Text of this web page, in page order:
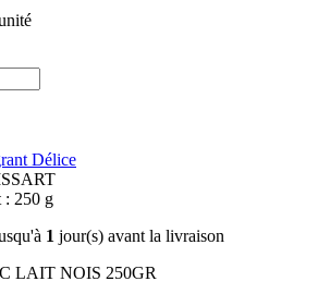
Délice
: 250 g
1 jour(s) avant la livraison